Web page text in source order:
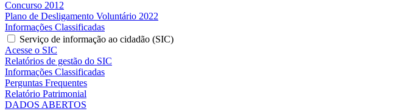
Concurso 2012
Plano de Desligamento Voluntário 2022
Informações Classificadas
Serviço de informação ao cidadão (SIC)
Acesse o SIC
Relatórios de gestão do SIC
Informações Classificadas
Perguntas Frequentes
Relatório Patrimonial
DADOS ABERTOS